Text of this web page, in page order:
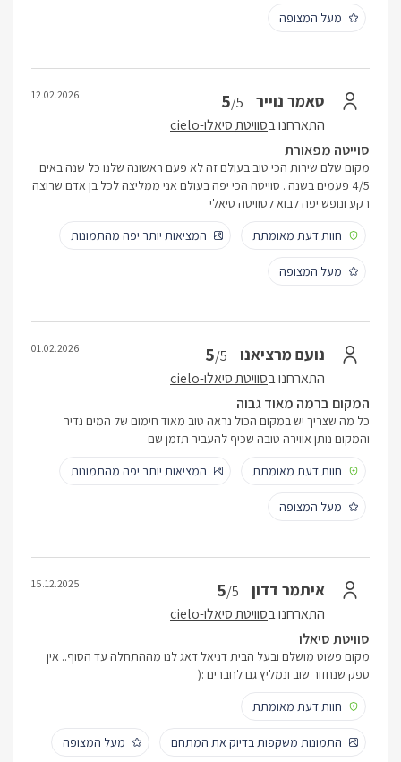
מעל המצופה
סאמר נוייר 5/5
התארחנו בסוויטת סיאלו-cielo
12.02.2026
סוייטה מפאורת
מקום שלם שירות הכי טוב בעולם זה לא פעם ראשונה שלנו כל שנה באים
4/5 פעמים בשנה . סוייטה הכי יפה בעולם אני ממליצה לכל בן אדם שרוצה
רקע ונופש יפה לבוא לסוויטה סיאלי
חוות דעת מאומתת
המציאות יותר יפה מהתמונות
מעל המצופה
נועם מרציאנו 5/5
התארחנו בסוויטת סיאלו-cielo
01.02.2026
המקום ברמה מאוד גבוה
כל מה שצריך יש במקום הכול נראה טוב מאוד חימום של המים נדיר
והמקום נותן אווירה טובה שכיף להעביר תזמן שם
חוות דעת מאומתת
המציאות יותר יפה מהתמונות
מעל המצופה
איתמר דדון 5/5
התארחנו בסוויטת סיאלו-cielo
15.12.2025
סוויטת סיאלו
מקום פשוט מושלם ובעל הבית דניאל דאג לנו מההתחלה עד הסוף.. אין
ספק שנחזור שוב ונמליץ גם לחברים :(
חוות דעת מאומתת
התמונות משקפות בדיוק את המתחם מעל המצופה